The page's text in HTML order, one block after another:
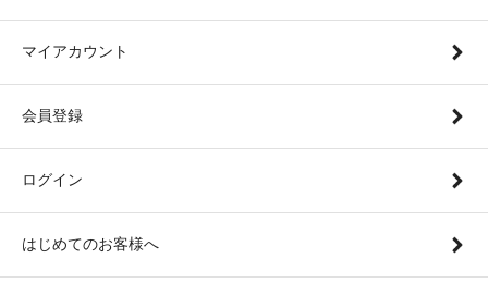
マイアカウント
会員登録
ログイン
はじめてのお客様へ